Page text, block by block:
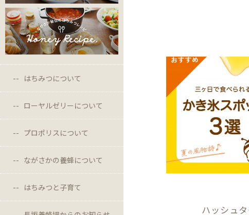
はちみつについて
ローヤルゼリーについて
プロポリスについて
ながさかの養蜂について
はちみつと子育て
ハッシュ